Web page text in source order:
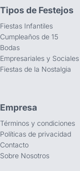
Tipos de Festejos
Fiestas Infantiles
Cumpleaños de 15
Bodas
Empresariales y Sociales
Fiestas de la Nostalgia
Empresa
Términos y condiciones
Políticas de privacidad
Contacto
Sobre Nosotros